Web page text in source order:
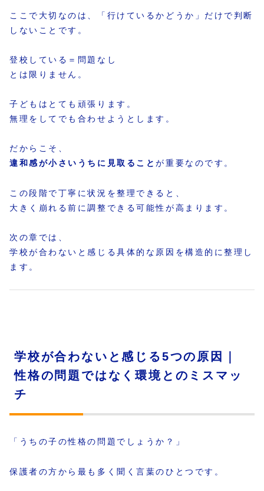
ここで大切なのは、「行けているかどうか」だけで判断
しないことです。
登校している＝問題なし
とは限りません。
子どもはとても頑張ります。
無理をしてでも合わせようとします。
だからこそ、
違和感が小さいうちに見取ることが重要なのです。
この段階で丁寧に状況を整理できると、
大きく崩れる前に調整できる可能性が高まります。
次の章では、
学校が合わないと感じる具体的な原因を構造的に整理し
ます。
学校が合わないと感じる5つの原因｜
性格の問題ではなく環境とのミスマッ
チ
「うちの子の性格の問題でしょうか？」
保護者の方から最も多く聞く言葉のひとつです。